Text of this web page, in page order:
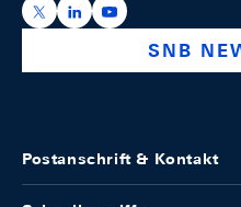
https://x.com/snb_bns
https://https://
SNB
Postanschrift & Kontakt